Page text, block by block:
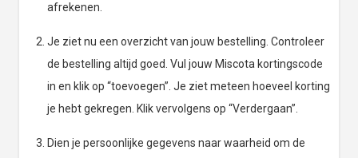
afrekenen.
Je ziet nu een overzicht van jouw bestelling. Controleer
de bestelling altijd goed. Vul jouw Miscota kortingscode
in en klik op “toevoegen”. Je ziet meteen hoeveel korting
je hebt gekregen. Klik vervolgens op “Verdergaan”.
Dien je persoonlijke gegevens naar waarheid om de